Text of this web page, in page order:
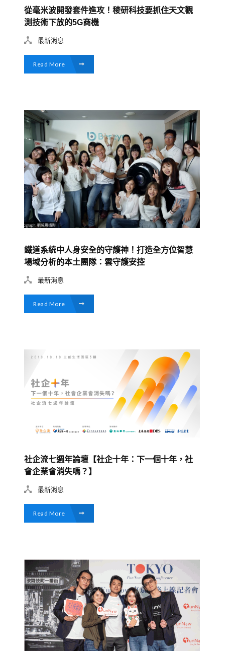
從毫米波開發套件進攻！稜研科技要抓住天文觀
測技術下放的5G商機
最新消息
Read More
鐵道系統中人身安全的守護神！打造全方位智慧
場域分析的本土團隊：雲守護安控
最新消息
Read More
社企流七週年論壇【社企十年：下一個十年，社
會企業會消失嗎？】
最新消息
Read More